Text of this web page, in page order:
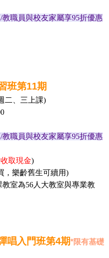
教職員與校友家屬享95折優惠
班第11期
二、三上課)
教職員與校友家屬享95折優惠
取現金)
，樂齡舊生可續用)
教室為56人大教室與專業教
唱入門班第4期*限有基礎